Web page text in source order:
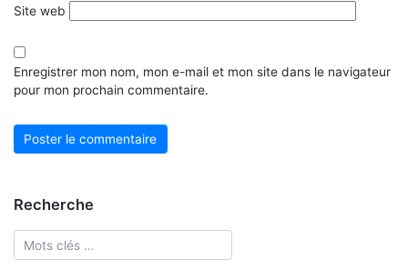
Site web
Enregistrer mon nom, mon e-mail et mon site dans le navigateur
pour mon prochain commentaire.
Recherche